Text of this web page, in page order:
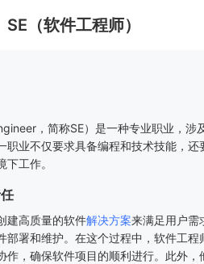
SE（软件工程师）
，简称SE）是一种专业职业，涉
职业不仅要求具备编程和技术技能，
工作。
建高质量的软件解决方案来满足用户需
部署和维护。在这个过程中，软件工
作，确保软件项目的顺利进行。此外